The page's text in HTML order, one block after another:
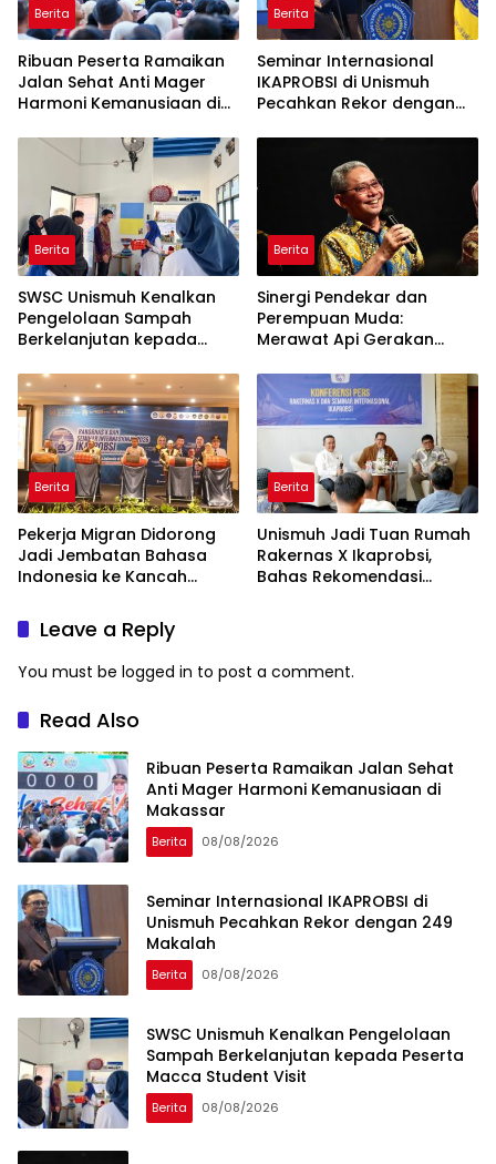
Berita
Ribuan Peserta Ramaikan
Jalan Sehat Anti Mager
Harmoni Kemanusiaan di
Berita
Seminar Internasional
IKAPROBSI di Unismuh
Pecahkan Rekor dengan
Berita
SWSC Unismuh Kenalkan
Pengelolaan Sampah
Berkelanjutan kepada
Visit
Berita
Sinergi Pendekar dan
Perempuan Muda:
Merawat Api Gerakan
Berita
Pekerja Migran Didorong
Jadi Jembatan Bahasa
Indonesia ke Kancah
Berita
Unismuh Jadi Tuan Rumah
Rakernas X Ikaprobsi,
Bahas Rekomendasi
Leave a Reply
You must be logged in to post a comment.
Read Also
Ribuan Peserta Ramaikan Jalan Sehat
Anti Mager Harmoni Kemanusiaan di
Makassar
Berita 08/08/2026
Seminar Internasional IKAPROBSI di
Unismuh Pecahkan Rekor dengan 249
Makalah
Berita 08/08/2026
SWSC Unismuh Kenalkan Pengelolaan
Sampah Berkelanjutan kepada Peserta
Macca Student Visit
Berita 08/08/2026